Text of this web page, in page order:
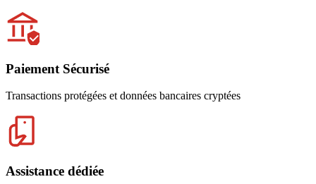
Paiement Sécurisé
Transactions protégées et données bancaires cryptées
Assistance dédiée